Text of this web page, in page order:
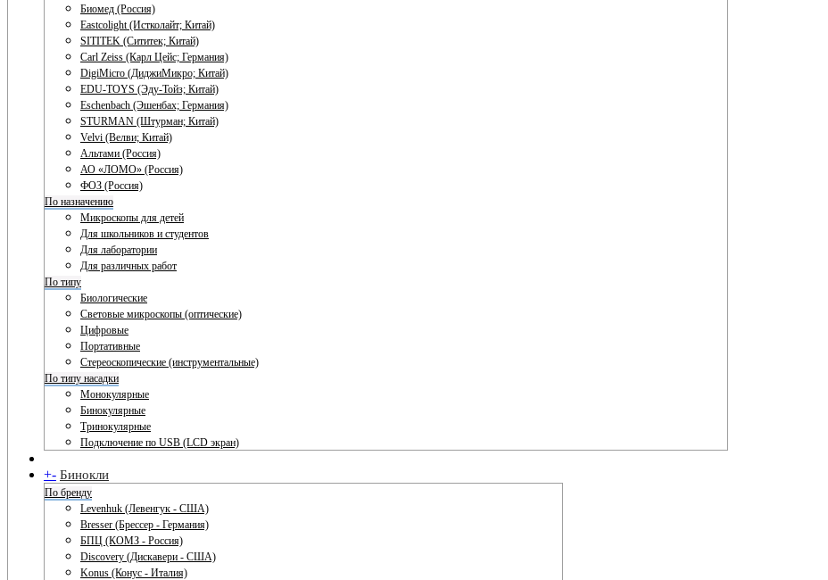
Биомед (Россия)
Eastcolight (Истколайт; Китай)
SITITEK (Сититек; Китай)
Carl Zeiss (Карл Цейс; Германия)
DigiMicro (ДиджиМикро; Китай)
EDU-TOYS (Эду-Тойз; Китай)
Eschenbach (Эшенбах; Германия)
STURMAN (Штурман; Китай)
Velvi (Велви; Китай)
Альтами (Россия)
АО «ЛОМО» (Россия)
ФОЗ (Россия)
По назначению
Микроскопы для детей
Для школьников и студентов
Для лаборатории
Для различных работ
По типу
Биологические
Световые микроскопы (оптические)
Цифровые
Портативные
Стереоскопические (инструментальные)
По типу насадки
Монокулярные
Бинокулярные
Тринокулярные
Подключение по USB (LCD экран)
+- Бинокли
По бренду
Levenhuk (Левенгук - США)
Bresser (Брессер - Германия)
БПЦ (КОМЗ - Россия)
Discovery (Дискавери - США)
Konus (Конус - Италия)